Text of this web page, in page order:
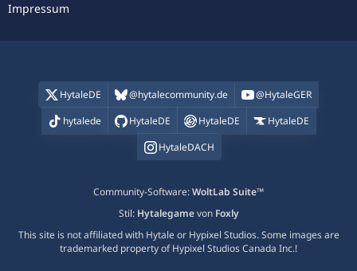
Impressum
HytaleDE @hytalecommunity.de
@HytaleGER
hytalede
HytaleDE HytaleDE
HytaleDE
HytaleDACH
Community-Software:WoltLab Suite™
Stil: Hytalegamevon Foxly
This site is not affiliated with Hytale or Hypixel Studios. Some images are
trademarked property of Hypixel Studios Canada Inc.!